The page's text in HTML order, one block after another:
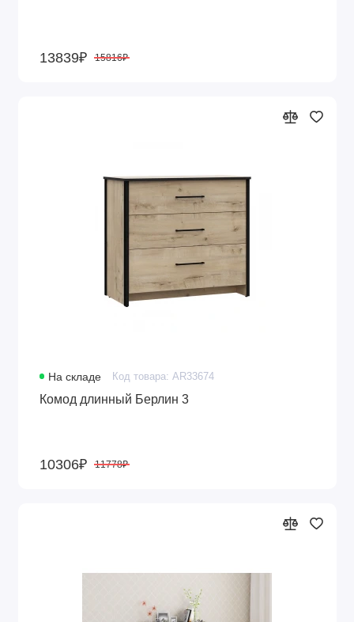
13839₽ 15816₽
На складе Код товара: AR33674
Комод длинный Берлин 3
10306₽ 11778₽